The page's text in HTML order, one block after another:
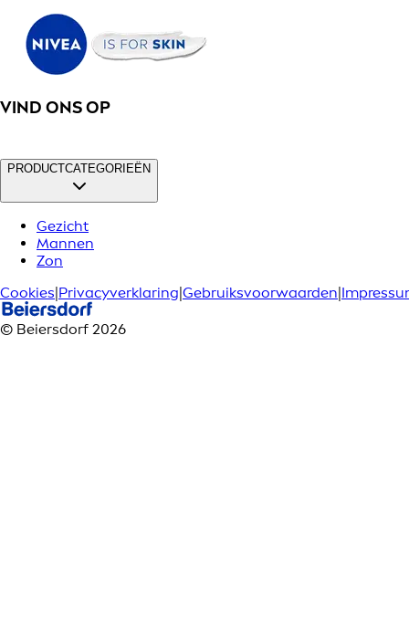
VIND ONS OP
PRODUCTCATEGORIEËN
Gezicht
Mannen
Zon
Cookies|Privacyverklaring|Gebruiksvoorwaarden|
© Beiersdorf 2026